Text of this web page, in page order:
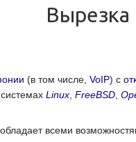
Вырезка
(в том числе, VoIP) с
Linux FreeBSD
всеми